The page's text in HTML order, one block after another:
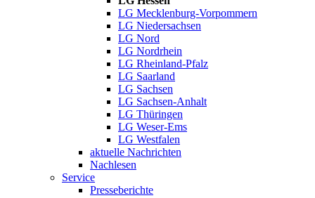
LG Mecklenburg-Vorpommern
LG Niedersachsen
LG Nord
LG Nordrhein
LG Rheinland-Pfalz
LG Saarland
LG Sachsen
LG Sachsen-Anhalt
LG Thüringen
LG Weser-Ems
LG Westfalen
aktuelle Nachrichten
Nachlesen
Service
Presseberichte